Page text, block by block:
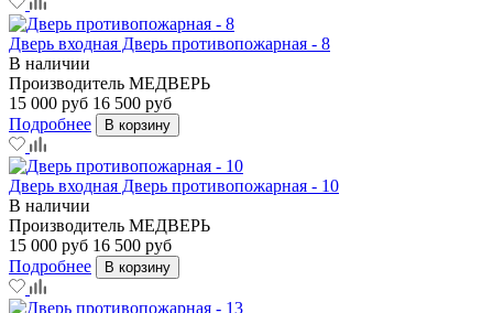
Дверь входная Дверь противопожарная - 8
В наличии
Производитель МЕДВЕРЬ
15 000 руб 16 500 руб
Подробнее
В корзину
Дверь входная Дверь противопожарная - 10
В наличии
Производитель МЕДВЕРЬ
15 000 руб 16 500 руб
Подробнее
В корзину